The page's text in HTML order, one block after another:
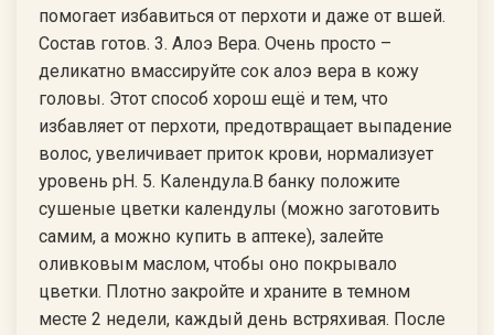
помогает избавиться от перхоти и даже от вшей.
Состав готов. 3. Алоэ Вера. Очень просто –
деликатно вмассируйте сок алоэ вера в кожу
головы. Этот способ хорош ещё и тем, что
избавляет от перхоти, предотвращает выпадение
волос, увеличивает приток крови, нормализует
уровень рН. 5. Календула.В банку положите
сушеные цветки календулы (можно заготовить
самим, а можно купить в аптеке), залейте
оливковым маслом, чтобы оно покрывало
цветки. Плотно закройте и храните в темном
месте 2 недели, каждый день встряхивая. После